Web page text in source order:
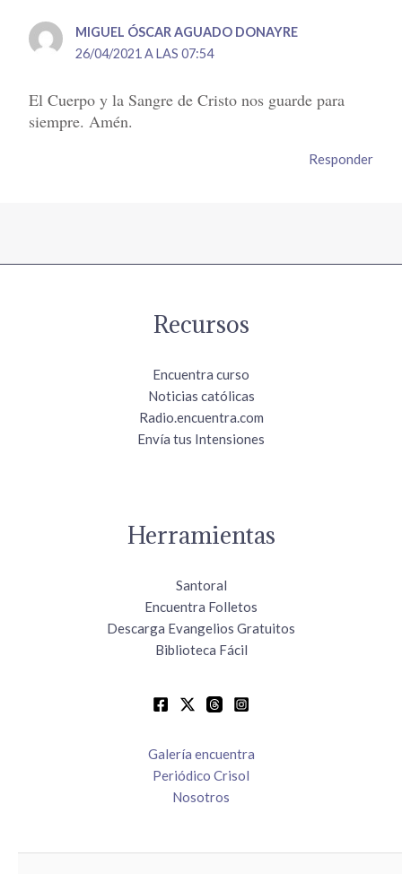
MIGUEL ÓSCAR AGUADO DONAYRE
26/04/2021 A LAS 07:54
El Cuerpo y la Sangre de Cristo nos guarde para
siempre. Amén.
Responder
Recursos
Encuentra curso
Noticias católicas
Radio.encuentra.com
Envía tus Intensiones
Herramientas
Santoral
Encuentra Folletos
Descarga Evangelios Gratuitos
Biblioteca Fácil
Galería encuentra
Periódico Crisol
Nosotros